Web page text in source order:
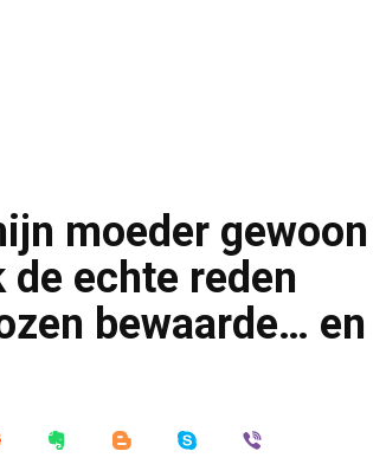
moeder gewoon
echte reden
bewaarde… en